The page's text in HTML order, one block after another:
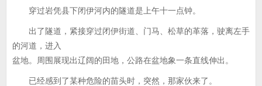
穿过岩凭县下闭伊河内的隧道是上午十一点钟。
出了隧道，紧接穿过闭伊街道、门马、松草的革落，驶离左手
的河道，进入
盆地。周围展现出辽阔的田地，公路在盆地象一条直线伸出。
已经感到了某种危险的苗头时，突然，那家伙来了。